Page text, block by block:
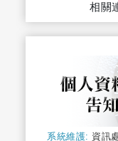
相關
系統維護: 資訊